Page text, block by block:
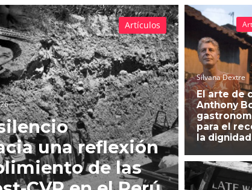
una reflexión
de las
Artículos
Silvana Dextre
El arte de
Anthony
para el
la